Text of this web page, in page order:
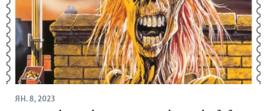
ЯН. 8, 2023